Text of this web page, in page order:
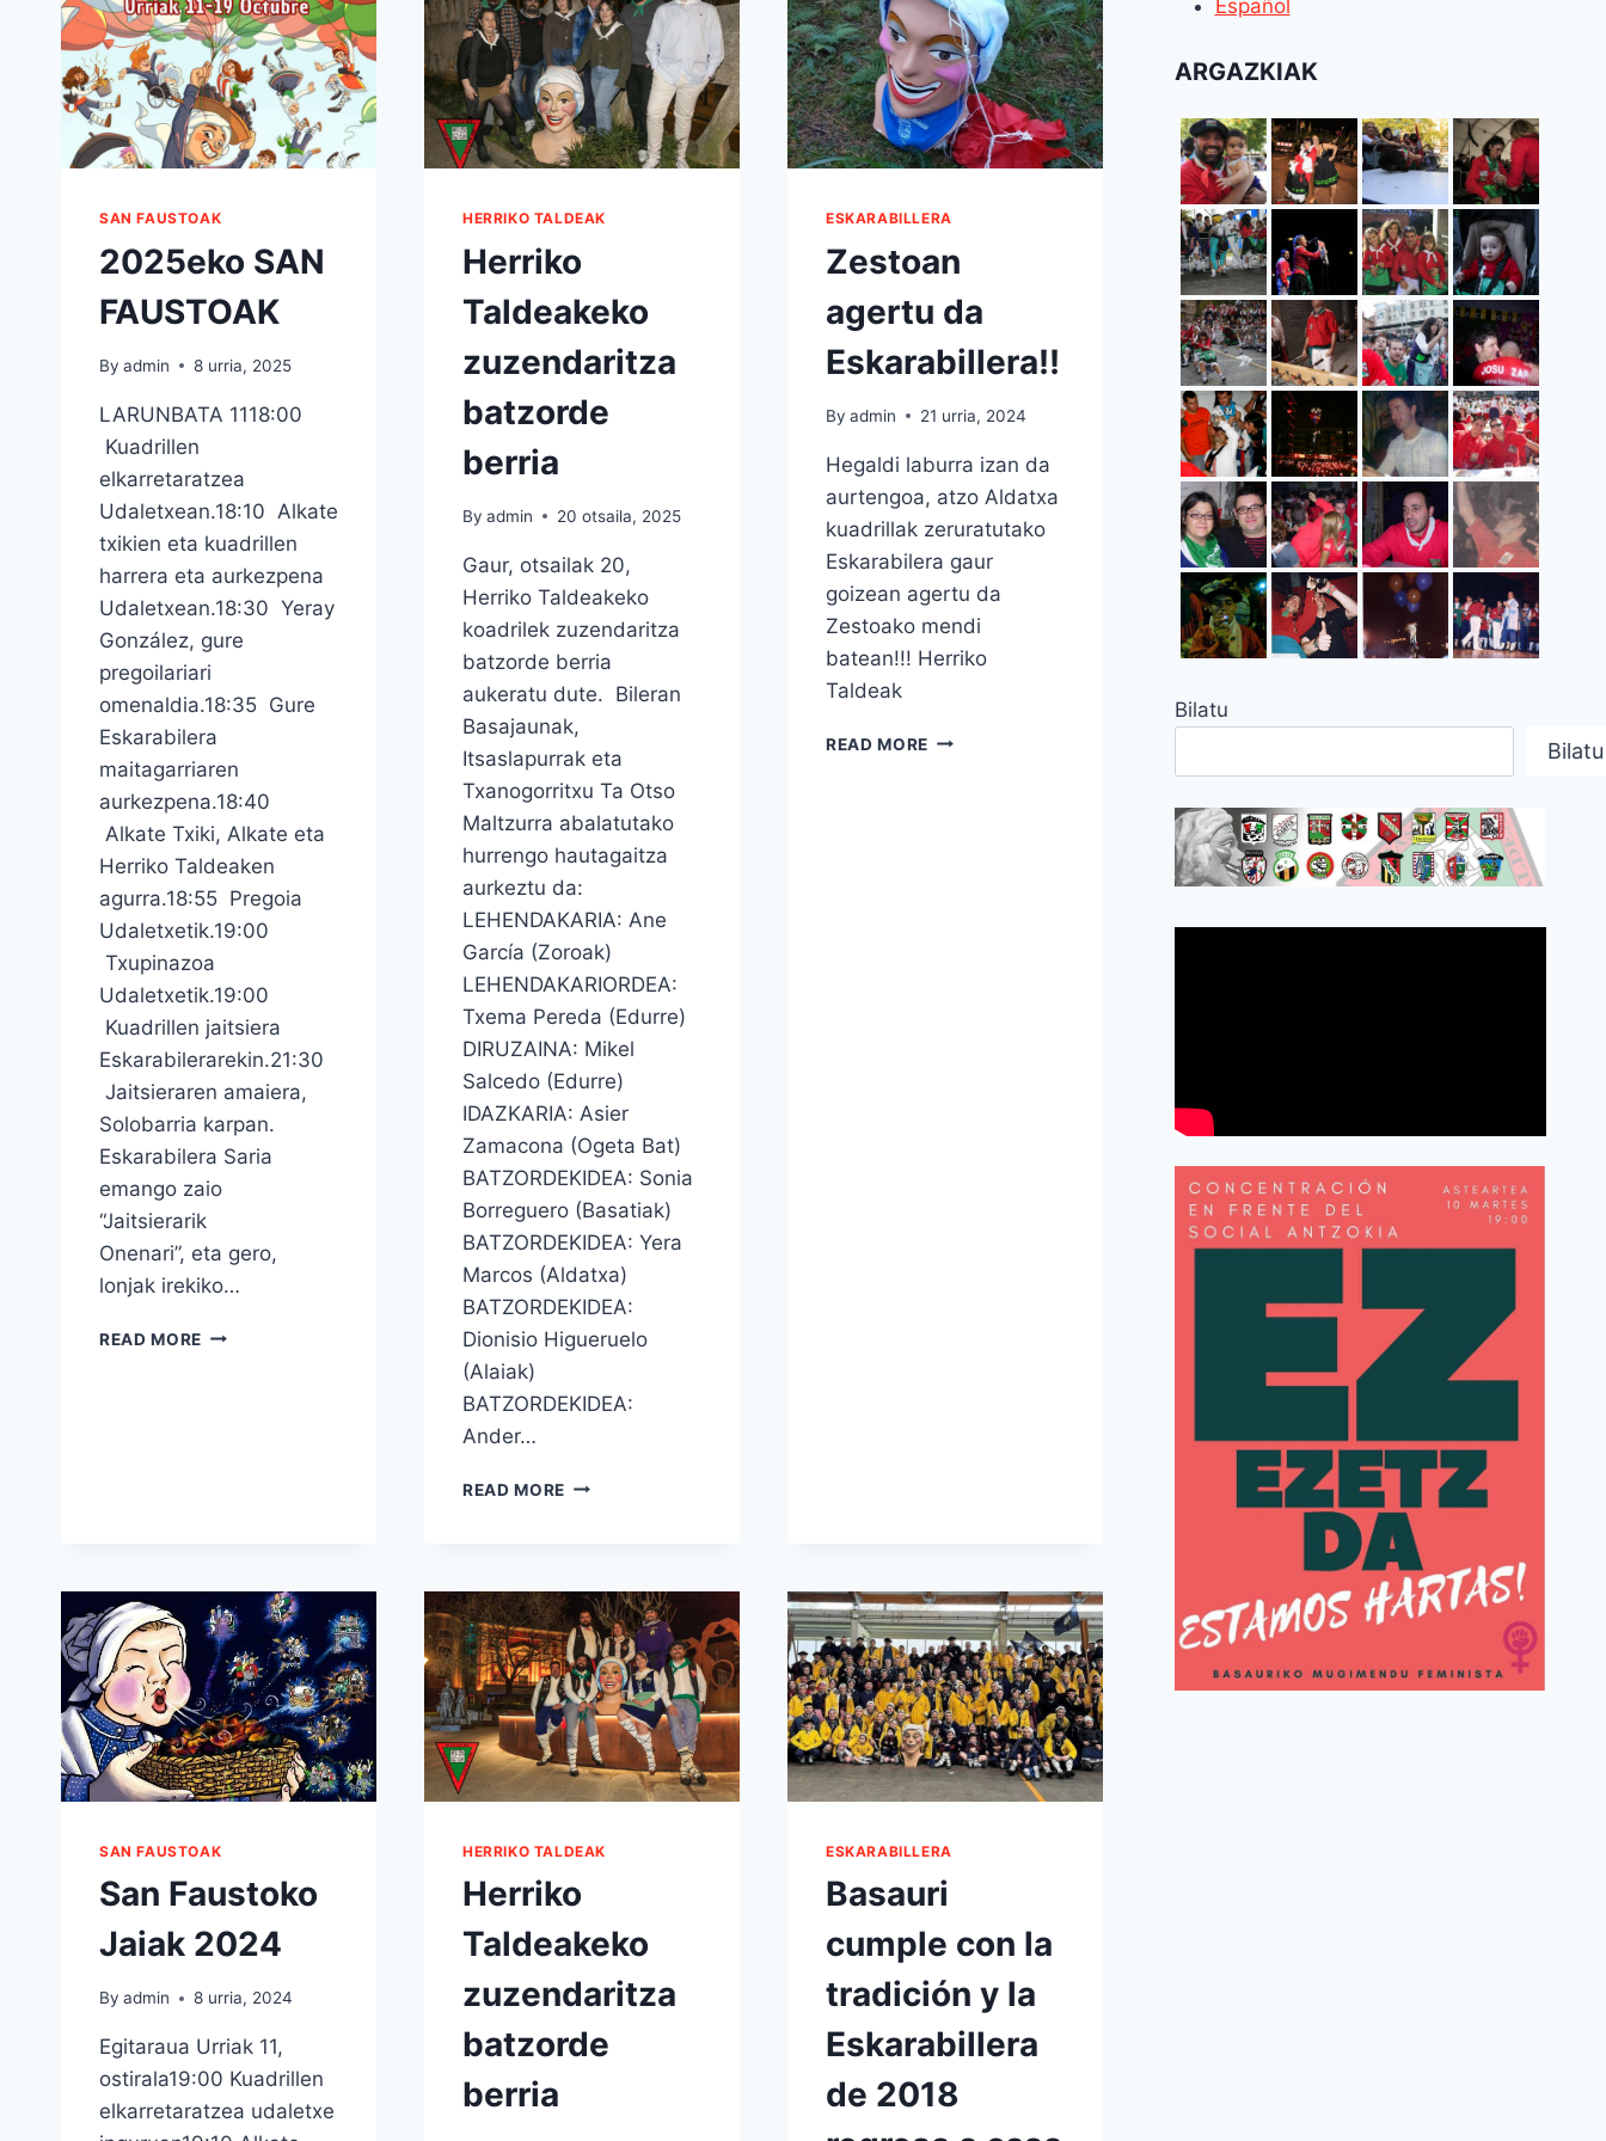
SAN FAUSTOAK
2025eko SAN
FAUSTOAK
By admin 8 urria, 2025
LARUNBATA 1118:00
Kuadrillen
elkarretaratzea
Udaletxean.18:10 Alkate
txikien eta kuadrillen
harrera eta aurkezpena
Udaletxean.18:30 Yeray
González, gure
pregoilariari
omenaldia.18:35 Gure
Eskarabilera
maitagarriaren
aurkezpena.18:40
Alkate Txiki, Alkate eta
Herriko Taldeaken
agurra.18:55 Pregoia
Udaletxetik.19:00
Txupinazoa
Udaletxetik.19:00
Kuadrillen jaitsiera
Eskarabilerarekin.21:30
Jaitsieraren amaiera,
Solobarria karpan.
Eskarabilera Saria
emango zaio
“Jaitsierarik
Onenari”, eta gero,
lonjak irekiko…
READ MORE 2025EKO
HERRIKO TALDEAK
Herriko
Taldeakeko
zuzendaritza
batzorde
berria
By admin 20 otsaila, 2025
Gaur, otsailak 20,
Herriko Taldeakeko
koadrilek zuzendaritza
batzorde berria
aukeratu dute. Bileran
Basajaunak,
Itsaslapurrak eta
Txanogorritxu Ta Otso
Maltzurra abalatutako
hurrengo hautagaitza
aurkeztu da:
LEHENDAKARIA: Ane
García (Zoroak)
LEHENDAKARIORDEA:
Txema Pereda (Edurre)
DIRUZAINA: Mikel
Salcedo (Edurre)
IDAZKARIA: Asier
Zamacona (Ogeta Bat)
BATZORDEKIDEA: Sonia
Borreguero (Basatiak)
BATZORDEKIDEA: Yera
Marcos (Aldatxa)
BATZORDEKIDEA:
Dionisio Higueruelo
(Alaiak)
BATZORDEKIDEA:
Ander…
READ MORE HERRIKO
ESKARABILLERA
Zestoan
agertu da
Eskarabillera!!
By admin 21 urria, 2024
Hegaldi laburra izan da
aurtengoa, atzo Aldatxa
kuadrillak zeruratutako
Eskarabilera gaur
goizean agertu da
Zestoako mendi
batean!!! Herriko
Taldeak
READ MORE ZESTOAN
SAN FAUSTOAK
San Faustoko
Jaiak 2024
By admin 8 urria, 2024
Egitaraua Urriak 11,
ostirala19:00 Kuadrillen
elkarretaratzea udaletxe
HERRIKO TALDEAK
Herriko
Taldeakeko
zuzendaritza
batzorde
berria
ESKARABILLERA
Basauri
cumple con la
tradición y la
Eskarabillera
de 2018
Español
ARGAZKIAK
Bilatu
Bilatu